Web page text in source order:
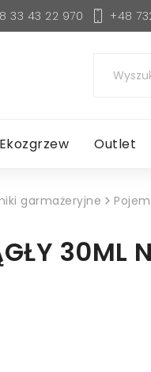
33 43 22 970 +48
Ekozgrzew Outlet
garmażeryjne
30ML